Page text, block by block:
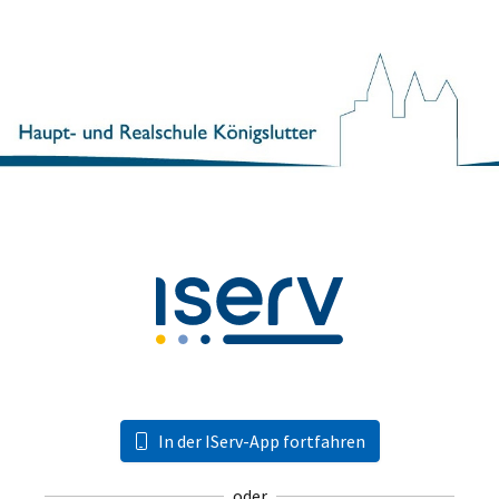
In der IServ-App fortfahren